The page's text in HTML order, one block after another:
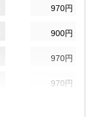
970円
900円
970円
970円